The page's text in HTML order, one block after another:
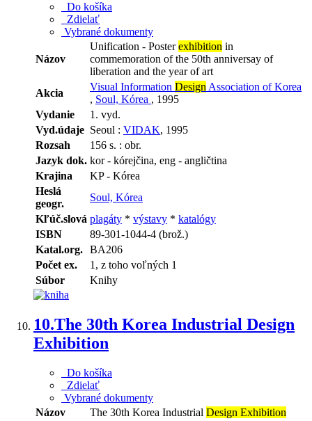
Do košíka
Zdielať
Vybrané dokumenty
Názov
Unification - Posterexhibition in
commemoration of the 50th anniversay of
liberation and the year of art
Akcia
Visual Information Design Association of Korea
, Soul, Kórea , 1995
Vydanie
1. vyd.
Vyd.údaje Seoul : VIDAK, 1995
Rozsah
156 s. : obr.
Jazyk dok. kor - kórejčina, eng - angličtina
Krajina
KP - Kórea
Heslá
geogr.
Soul, Kórea
Kľúč.slová plagáty * výstavy * katalógy
ISBN
89-301-1044-4 (brož.)
Katal.org. BA206
Počet ex.
1, z toho voľných 1
Súbor
Knihy
10.The 30th Korea Industrial Design
Exhibition
Do košíka
Zdielať
Vybrané dokumenty
Názov
The 30th Korea Industrial Design Exhibition